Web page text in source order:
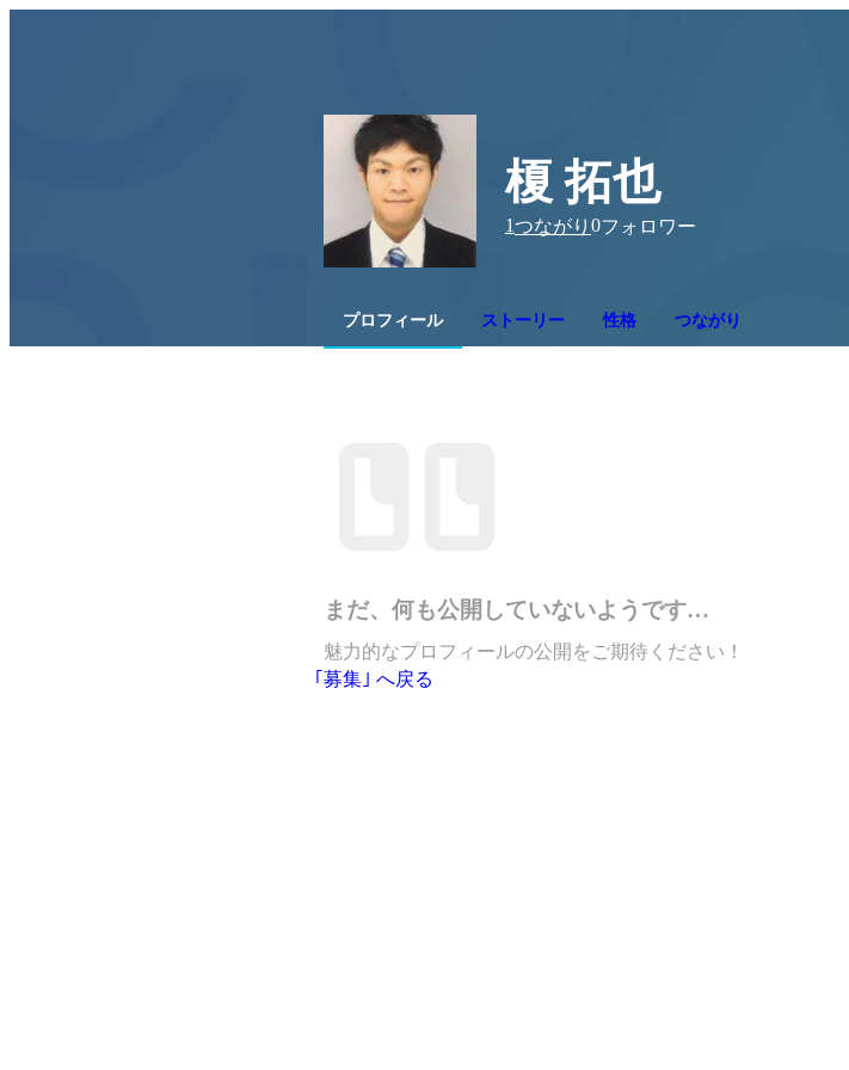
榎 拓也
1つながり 0フォロワー
プロフィール ストーリー 性格 つながり
まだ、何も公開していないようです…
魅力的なプロフィールの公開をご期待ください！
｢募集｣ へ戻る